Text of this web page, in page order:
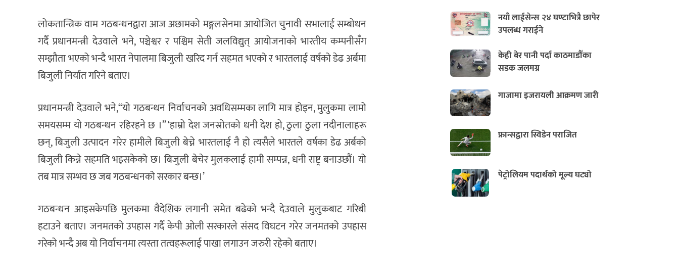
लोकतान्त्रिक वाम गठबन्धनद्वारा आज अछामको मङ्गलसेनमा आयोजित चुनावी सभालाई सम्बोधन
गर्दै प्रधानमन्त्री देउवाले भने, पञ्चेश्वर र पश्चिम सेती जलविद्युत् आयोजनाको भारतीय कम्पनीसँग
सम्झौता भएको भन्दै भारत नेपालमा बिजुली खरिद गर्न सहमत भएको र भारतलाई वर्षको डेढ अर्बमा
बिजुली निर्यात गरिने बताए।
प्रधानमन्त्री देउवाले भने,“यो गठबन्धन निर्वाचनको अवधिसम्मका लागि मात्र होइन, मुलुकमा लामो
समयसम्म यो गठबन्धन रहिरहने छ ।” ‘हाम्रो देश जनस्रोतको धनी देश हो, ठुला ठुला नदीनालाहरू
छन्, बिजुली उत्पादन गरेर हामीले बिजुली बेच्ने भारतलाई नै हो त्यसैले भारतले वर्षका डेढ अर्बको
बिजुली किन्ने सहमति भइसकेको छ। बिजुली बेचेर मुलकलाई हामी सम्पन्न, धनी राष्ट्र बनाउछौं। यो
तब मात्र सम्भव छ जब गठबन्धनको सरकार बन्छ।’
गठबन्धन आइसकेपछि मुलकमा वैदेशिक लगानी समेत बढेको भन्दै देउवाले मुलुकबाट गरिबी
हटाउने बताए। जनमतको उपहास गर्दै केपी ओली सरकारले संसद विघटन गरेर जनमतको उपहास
गरेको भन्दै अब यो निर्वाचनमा त्यस्ता तत्वहरूलाई पाखा लगाउन जरुरी रहेको बताए।
नयाँ लाईसेन्स २४ घण्टाभित्रै छापेर
उपलब्ध गराईने
केही बेर पानी पर्दा काठमाडौँका
सडक जलमग्न
गाजामा इजरायली आक्रमण जारी
फ्रान्सद्वारा स्विडेन पराजित
पेट्रोलियम पदार्थको मूल्य घट्यो